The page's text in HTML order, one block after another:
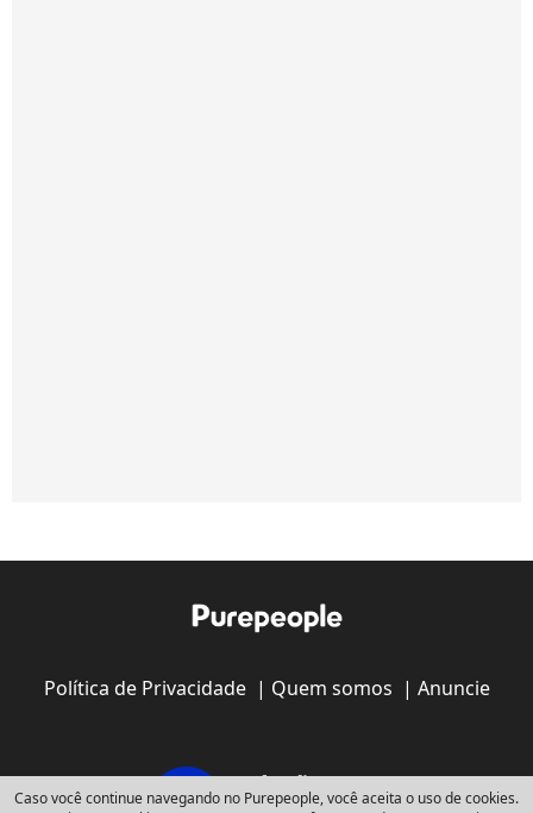
Política de Privacidade| Quem somos | Anuncie
Caso você continue navegando no Purepeople, você aceita o uso de cookies.